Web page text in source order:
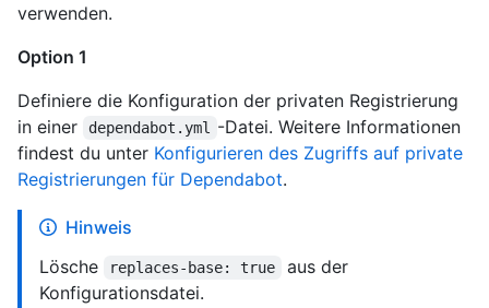
verwenden.
Option 1
Definiere die Konfiguration der privaten Registrierung
in einer
dependabot.yml
-Datei. Weitere Informationen
findest du unter Konfigurieren des Zugriffs auf private
Registrierungen für Dependabot.
Hinweis
Lösche
replaces-base: true
aus der
Konfigurationsdatei.